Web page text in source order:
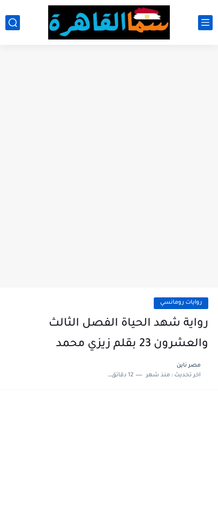
روايات رومانسي
رواية شهد الحياة الفصل الثالث
والعشرون 23 بقلم زيزي محمد
مصر ناين
اخر تحديث :منذ شهر 12 دقائق للقراءة